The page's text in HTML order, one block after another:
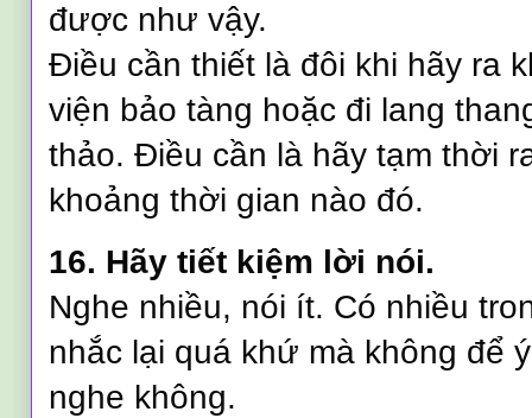
được như vậy.
Điều cần thiết là đôi khi hãy ra
viện bảo tàng hoặc đi lang
thảo. Điều cần là hãy tạm thời
khoảng thời gian nào đó.
16. Hãy tiết kiệm lời nói.
Nghe nhiều, nói ít. Có nhiều
nhắc lại quá khứ mà không để
nghe không.